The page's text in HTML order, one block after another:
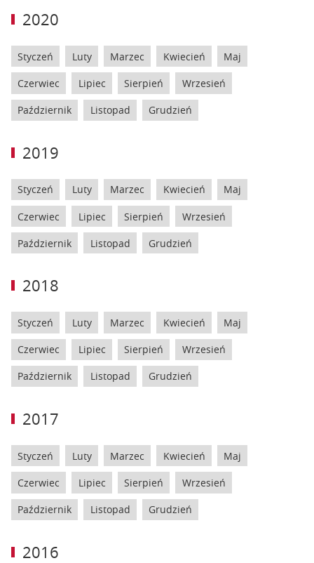
2020
Styczeń Luty Marzec Kwiecień Maj
Czerwiec Lipiec Sierpień Wrzesień
Październik Listopad Grudzień
2019
Styczeń Luty Marzec Kwiecień Maj
Czerwiec Lipiec Sierpień Wrzesień
Październik Listopad Grudzień
2018
Styczeń Luty Marzec Kwiecień Maj
Czerwiec Lipiec Sierpień Wrzesień
Październik Listopad Grudzień
2017
Styczeń Luty Marzec Kwiecień Maj
Czerwiec Lipiec Sierpień Wrzesień
Październik Listopad Grudzień
2016